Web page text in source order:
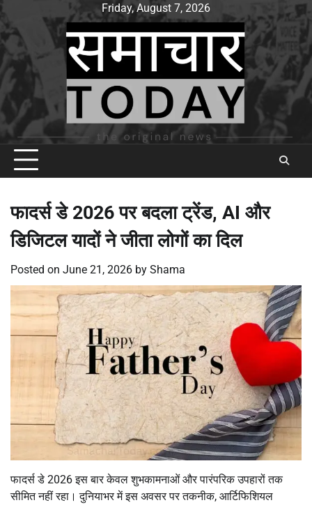
Skip
to
content
Friday, August 7, 2026
फादर्स डे 2026 पर बदला ट्रेंड, AI और
डिजिटल यादों ने जीता लोगों का दिल
Posted on June 21, 2026 by Shama
फादर्स डे 2026 इस बार केवल शुभकामनाओं और पारंपरिक उपहारों तक
सीमित नहीं रहा। दुनियाभर में इस अवसर पर तकनीक, आर्टिफिशियल